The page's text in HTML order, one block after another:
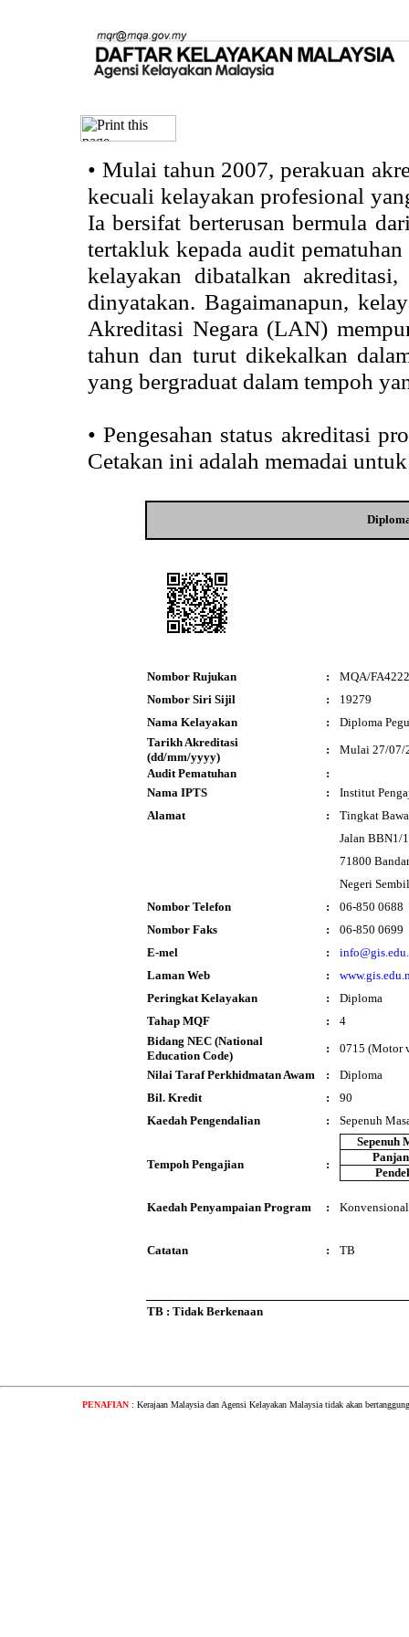
• Mulai tahun 2007, perakuan
kecuali kelayakan profesional
Ia bersifat berterusan bermula
tertakluk kepada audit
kelayakan dibatalkan
dinyatakan. Bagaimanapun,
Akreditasi Negara (LAN)
tahun dan turut dikekalkan
yang bergraduat dalam tempoh
• Pengesahan status akreditasi
Cetakan ini adalah memadai
Nombor Rujukan :
MQA/FA4222
Nombor Siri Sijil
:
19279
Nama Kelayakan
:
Diploma
Tarikh Akreditasi
(dd/mm/yyyy)
:
Mulai 27/07/
Audit Pematuhan
:
Nama IPTS
:
Institut
Alamat
:
Tingkat
Jalan BBN1/
71800
Negeri
Nombor Telefon
:
06-850 0688
Nombor Faks
:
06-850 0699
E-mel
:
Laman Web
:
Peringkat Kelayakan
:
Diploma
Tahap MQF
:
4
Bidang NEC (National
Education Code)
:
0715 (Motor
Nilai Taraf Perkhidmatan Awam
:
Diploma
Bil. Kredit
:
90
Kaedah Pengendalian
: Sepenuh
Tempoh Pengajian :
Sepenuh
Kaedah Penyampaian Program : Konvensional
Catatan : TB
TB : Tidak Berkenaan
PENAFIAN : Kerajaan Malaysia dan Agensi Kelayakan Malaysia tidak akan